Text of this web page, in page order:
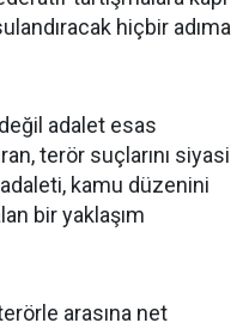
hiçbir adıma
adalet esas
terör suçlarını siyasi
kamu düzenini
bir yaklaşım
arasına net